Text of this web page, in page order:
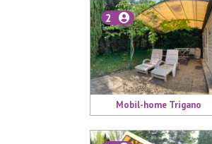
Mobil-home Trigano
2